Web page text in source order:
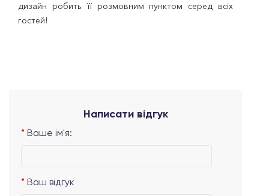
дизайн робить її розмовним пунктом серед всіх
гостей!
Написати відгук
Ваше ім'я:
Ваш відгук